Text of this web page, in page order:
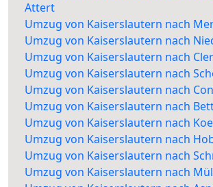
Attert
Umzug von Kaiserslautern nach
Umzug von Kaiserslautern nach
Umzug von Kaiserslautern nach
Umzug von Kaiserslautern nach
Umzug von Kaiserslautern nach
Umzug von Kaiserslautern nach
Umzug von Kaiserslautern nach
Umzug von Kaiserslautern nach
Umzug von Kaiserslautern nach
Umzug von Kaiserslautern nach